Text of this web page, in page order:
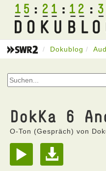
15 21 12
Dokublog
DokKa 6
O-Ton (Gespräch) von